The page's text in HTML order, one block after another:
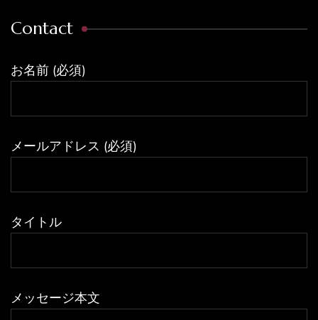
Contact
お名前 (必須)
メールアドレス (必須)
タイトル
メッセージ本文